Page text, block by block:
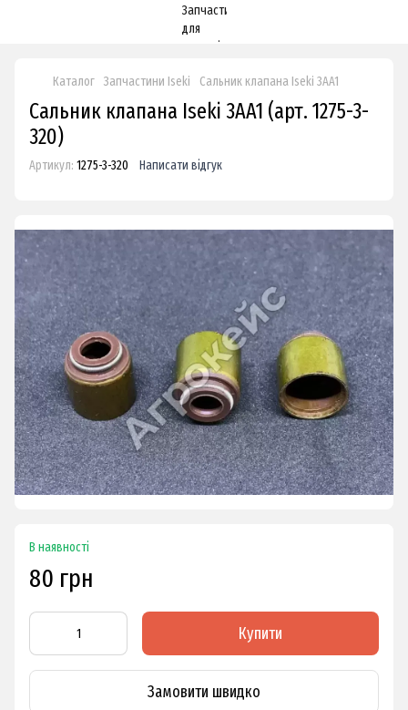
Каталог Запчастини Iseki Сальник клапана Iseki 3AA1
Сальник клапана Iseki 3AA1 (арт. 1275-3-
320)
Артикул: 1275-3-320 Написати відгук
В наявності
80 грн
Купити
Замовити швидко